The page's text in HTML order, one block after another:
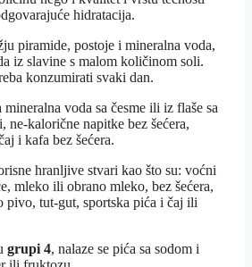
hidratacija.
piramide, postoje i mineralna voda,
iz slavine s malom količinom soli.
konzumirati svaki dan.
mineralna voda sa česme ili iz flaše sa
ne-kalorične napitke bez šećera,
i kafa bez šećera.
hranljive stvari kao što su: voćni
mleko ili obrano mleko, bez šećera,
pivo, tut-gut, sportska pića i čaj ili
grupi 4, nalaze se pića sa sodom i